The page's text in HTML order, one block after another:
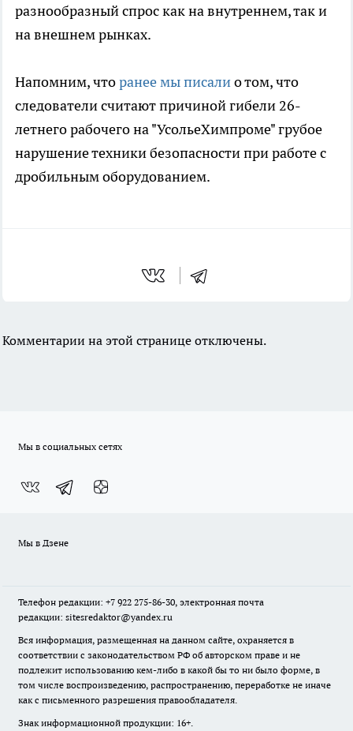
разнообразный спрос как на внутреннем, так и
на внешнем рынках.
Напомним, чторанее мы писалио том, что
следователи считают причиной гибели 26-
летнего рабочего на "УсольеХимпроме" грубое
нарушение техники безопасности при работе с
дробильным оборудованием.
Комментарии на этой странице отключены.
Мы в социальных сетях
Мы в Дзене
Телефон редакции: +7 922 275-86-30, электронная почта
редакции: sitesredaktor@yandex.ru
Вся информация, размещенная на данном сайте, охраняется в
соответствии с законодательством РФ об авторском праве и не
подлежит использованию кем-либо в какой бы то ни было форме, в
том числе воспроизведению, распространению, переработке не иначе
как с письменного разрешения правообладателя.
Знак информационной продукции: 16+.